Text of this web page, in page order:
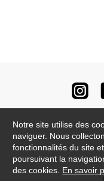
Notre site utilise des
naviguer. Nous
fonctionnalités du site
poursuivant la
des cookies. En savoir